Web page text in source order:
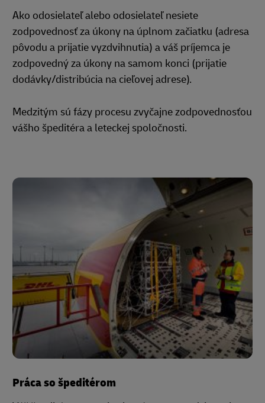
Ako odosielateľ alebo odosielateľ nesiete
zodpovednosť za úkony na úplnom začiatku (adresa
pôvodu a prijatie vyzdvihnutia) a váš príjemca je
zodpovedný za úkony na samom konci (prijatie
dodávky/distribúcia na cieľovej adrese).
Medzitým sú fázy procesu zvyčajne zodpovednosťou
vášho špeditéra a leteckej spoločnosti.
Práca so špeditérom